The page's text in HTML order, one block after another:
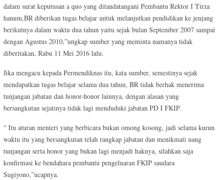
dalam surat keputusan a quo yang ditandatangani Pembantu Rektor I Tirza
hanum,BR diberikan tugas belajar untuk melanjutkan pendidikan ke jenjang
berikutnya dalam waktu dua tahun yaitu sejak bulan September 2007 sampai
dengan Agustus 2010,”ungkap sumber yang meminta namanya tidak
diberitakan, Rabu 11 Mei 2016 lalu.
Jika mengacu kepada Permendiknas itu, kata sumber, semestinya sejak
mendapatkan tugas belajar selama dua tahun, BR tidak berhak menerima
tunjangan jabatan dan honor-honor lainnya, dengan alasan yang
bersangkutan sejatinya tidak lagi menduduki jabatan PD I FKIP.
“ Itu aturan menteri yang berbicara bukan omong kosong, jadi selama kurun
waktu itu yang bersangkutan telah rangkap jabatan dan menikmati uang
tunjangan serta honor yang bukan lagi menjadi haknya, silahkan saja
konfirmasi ke bendahara pembantu pengeluaran FKIP saudara
Sugiyono,”ucapnya.